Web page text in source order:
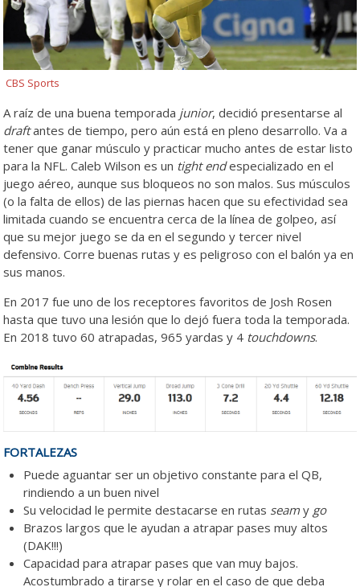
CBS Sports
A raíz de una buena temporada junior, decidió presentarse al
draftantes de tiempo, pero aún está en pleno desarrollo. Va a
tener que ganar músculo y practicar mucho antes de estar listo
para la NFL. Caleb Wilson es un tight endespecializado en el
juego aéreo, aunque sus bloqueos no son malos. Sus músculos
(o la falta de ellos) de las piernas hacen que su efectividad sea
limitada cuando se encuentra cerca de la línea de golpeo, así
que su mejor juego se da en el segundo y tercer nivel
defensivo. Corre buenas rutas y es peligroso con el balón ya en
sus manos.
En 2017 fue uno de los receptores favoritos de Josh Rosen
hasta que tuvo una lesión que lo dejó fuera toda la temporada.
En 2018 tuvo 60 atrapadas, 965 yardas y 4 touchdowns.
FORTALEZAS
Puede aguantar ser un objetivo constante para el QB,
rindiendo a un buen nivel
Su velocidad le permite destacarse en rutas seamy go
Brazos largos que le ayudan a atrapar pases muy altos
(DAK!!!)
Capacidad para atrapar pases que van muy bajos.
Acostumbrado a tirarse y rolar en el caso de que deba